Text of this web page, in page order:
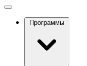
Программы